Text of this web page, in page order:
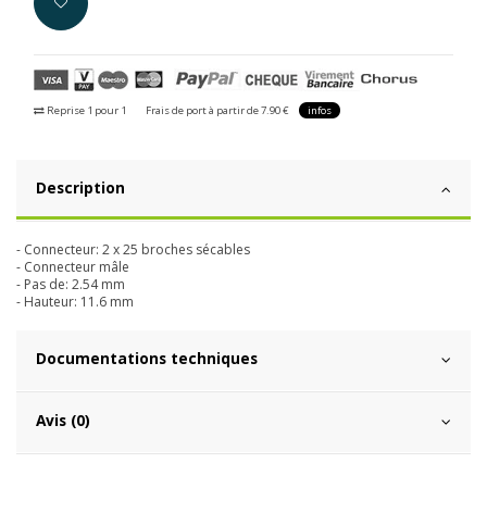
Reprise 1 pour 1 Frais de port à partir de 7.90 € infos
Description
- Connecteur: 2 x 25 broches sécables
- Connecteur mâle
- Pas de: 2.54 mm
- Hauteur: 11.6 mm
Documentations techniques
Avis (0)